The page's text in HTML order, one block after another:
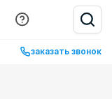
заказать звонок